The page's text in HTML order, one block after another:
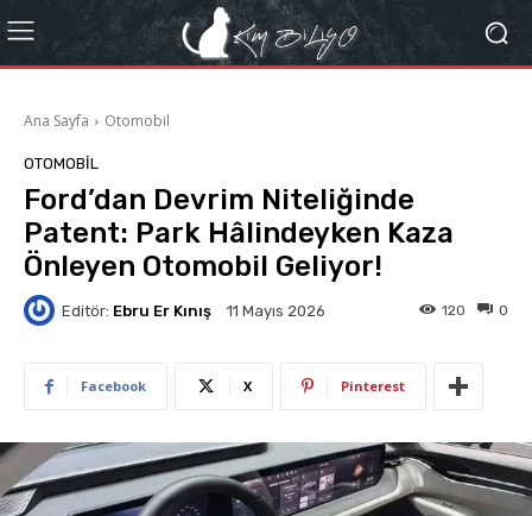
Ana Sayfa Otomobil
OTOMOBIL
Ford’dan Devrim Niteliğinde
Patent: Park Hâlindeyken Kaza
Önleyen Otomobil Geliyor!
Editör: Ebru Er Kınış 11 Mayıs 2026 0
120
Facebook X Pinterest